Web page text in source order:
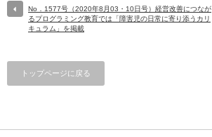
No．1577号（2020年8月03・10日号）経営改善につなが
るプログラミング教育では「障害児の日常に寄り添うカリ
キュラム」を掲載
トップページに戻る